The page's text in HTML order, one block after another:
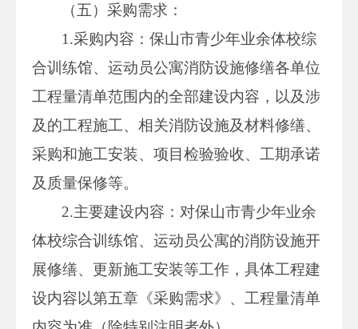
（五）采购需求：
1.采购内容：保山市青少年业余体校综
合训练馆、运动员公寓消防设施修缮各单位
工程量清单范围内的全部建设内容，以及涉
及的工程施工、相关消防设施及材料修缮、
采购和施工安装、项目检验验收、工期承诺
及质量保修等。
2.主要建设内容：对保山市青少年业余
体校综合训练馆、运动员公寓的消防设施开
展修缮、更新施工安装等工作，具体工程建
设内容以第五章《采购需求》、工程量清单